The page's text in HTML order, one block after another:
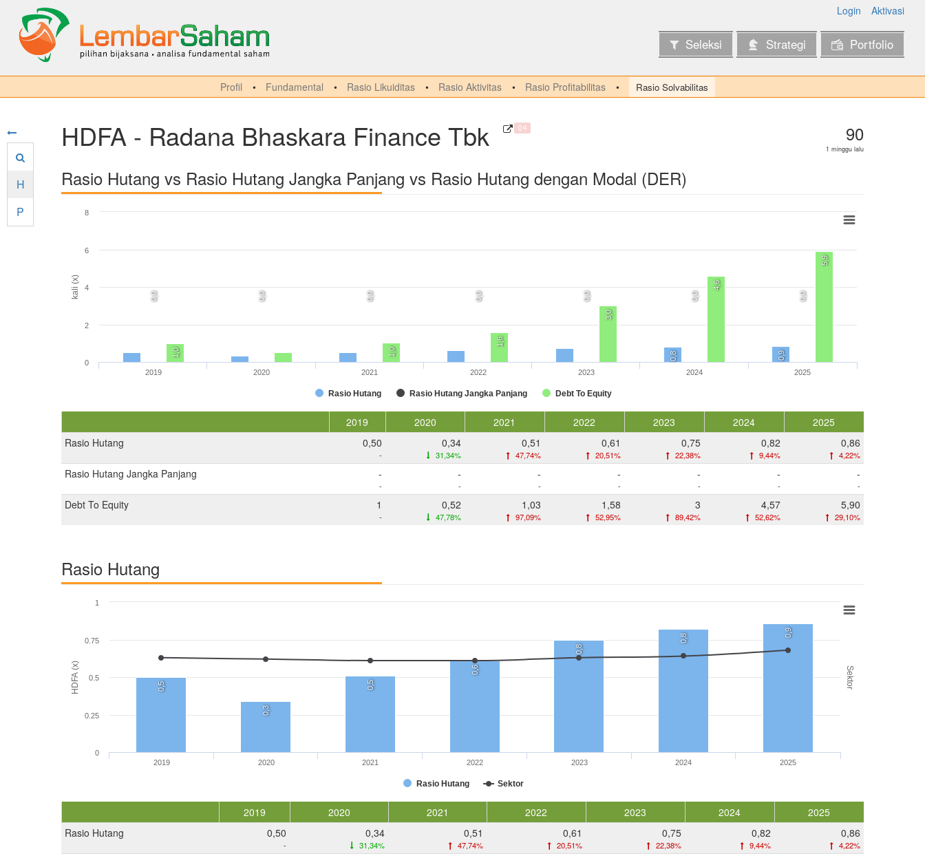
Login Aktivasi
Seleksi Strategi Portfolio
Profil Fundamental Rasio Likuiditas Rasio Aktivitas Rasio Profitabilitas Rasio Solvabilitas
H
P
HDFA - Radana Bhaskara Finance Tbk Q4 90
1 minggu lalu
Rasio Hutang vs Rasio Hutang Jangka Panjang vs Rasio Hutang dengan Modal (DER)
kali (x)
0,8 0,9
0,0 0,0 0,0 0,0 0,0 0,0 0,0
1,0 1,0
1,6
3,0
4,6
5,9
Rasio Hutang Rasio Hutang Jangka Panjang Debt To Equity
2019 2020 2021 2022 2023 2024 2025
0
2
4
6
8
2019 2020 2021 2022 2023 2024
2025
Rasio Hutang
0,50
-
0,34
31,34%
0,51
47,74%
0,61
20,51%
0,75
22,38%
0,82
9,44%
0,86
4,22%
Rasio Hutang Jangka Panjang -
-
-
-
-
-
-
-
-
-
-
-
-
-
Debt To Equity 1
-
0,52
47,78%
1,03
97,09%
1,58
52,95%
3
89,42%
4,57
52,62%
5,90
29,10%
Rasio Hutang
HDFA (x) Sektor
0,5
0,3
0,5
0,6
0,8
0,8
0,9
Rasio Hutang Sektor
2019 2020 2021 2022 2023 2024 2025
0
0.25
0.5
0.75
1
2019 2020 2021 2022 2023 2024
2025
Rasio Hutang
0,50
-
0,34
31,34%
0,51
47,74%
0,61
20,51%
0,75
22,38%
0,82
9,44%
0,86
4,22%